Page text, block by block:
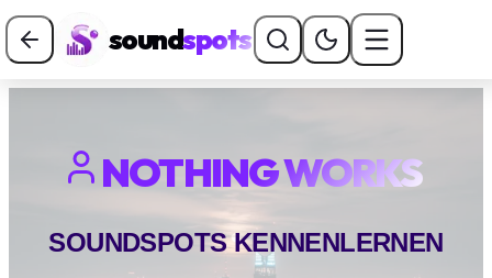
soundspots
NOTHING WORKS
SOUNDSPOTS KENNENLERNEN